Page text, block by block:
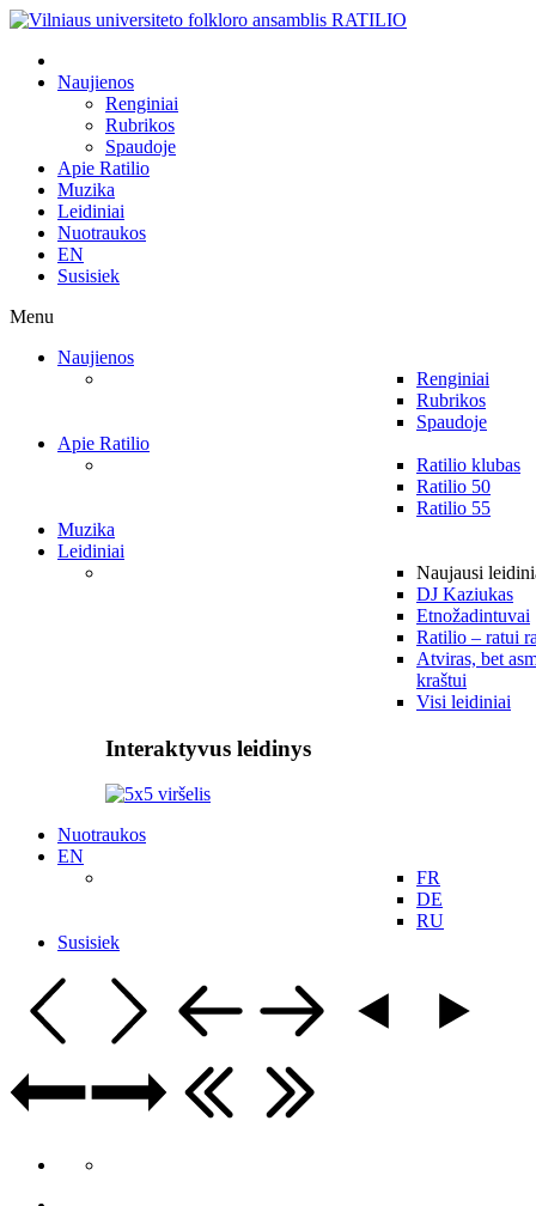
Naujienos
Renginiai
Rubrikos
Spaudoje
Apie Ratilio
Muzika
Leidiniai
Nuotraukos
EN
Susisiek
Menu
Naujienos
Renginiai
Rubrikos
Spaudoje
Apie Ratilio
Ratilio klubas
Ratilio 50
Ratilio 55
Muzika
Leidiniai
Naujausi
DJ Kaziukas
Etnožadintuvai
Ratilio – ratui
Atviras, bet
kraštui
Visi leidiniai
Interaktyvus leidinys
Nuotraukos
EN
FR
DE
RU
Susisiek